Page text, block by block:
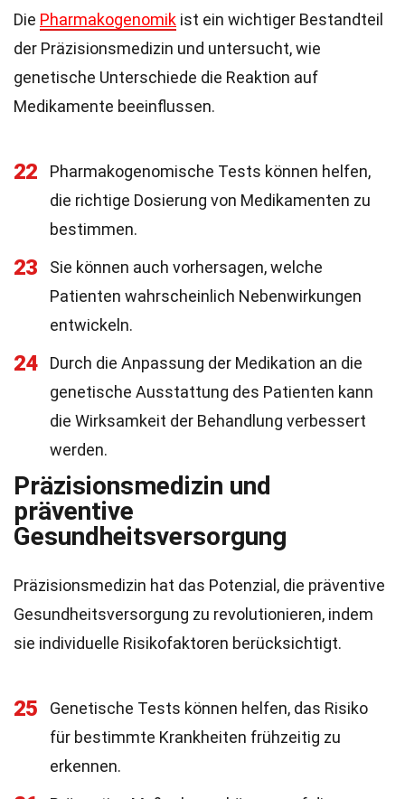
Die Pharmakogenomik ist ein wichtiger Bestandteil
der Präzisionsmedizin und untersucht, wie
genetische Unterschiede die Reaktion auf
Medikamente beeinflussen.
22
Pharmakogenomische Tests können helfen,
die richtige Dosierung von Medikamenten zu
bestimmen.
23
Sie können auch vorhersagen, welche
Patienten wahrscheinlich Nebenwirkungen
entwickeln.
24
Durch die Anpassung der Medikation an die
genetische Ausstattung des Patienten kann
die Wirksamkeit der Behandlung verbessert
werden.
Präzisionsmedizin und
präventive
Gesundheitsversorgung
Präzisionsmedizin hat das Potenzial, die präventive
Gesundheitsversorgung zu revolutionieren, indem
sie individuelle Risikofaktoren berücksichtigt.
25
Genetische Tests können helfen, das Risiko
für bestimmte Krankheiten frühzeitig zu
erkennen.